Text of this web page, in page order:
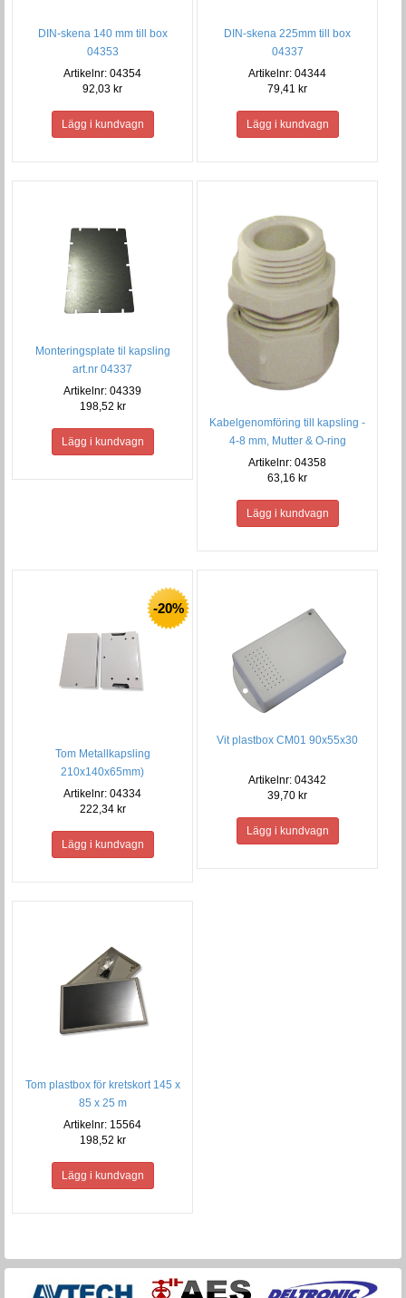
DIN-skena 140 mm till box
04353
Artikelnr: 04354
92,03 kr
DIN-skena 225mm till box
04337
Artikelnr: 04344
79,41 kr
Monteringsplate til kapsling
art.nr 04337
Artikelnr: 04339
198,52 kr
Kabelgenomföring till kapsling -
4-8 mm, Mutter & O-ring
Artikelnr: 04358
63,16 kr
-20%
Tom Metallkapsling
210x140x65mm)
Artikelnr: 04334
222,34 kr
Vit plastbox CM01 90x55x30
Artikelnr: 04342
39,70 kr
Tom plastbox för kretskort 145 x
85 x 25 m
Artikelnr: 15564
198,52 kr